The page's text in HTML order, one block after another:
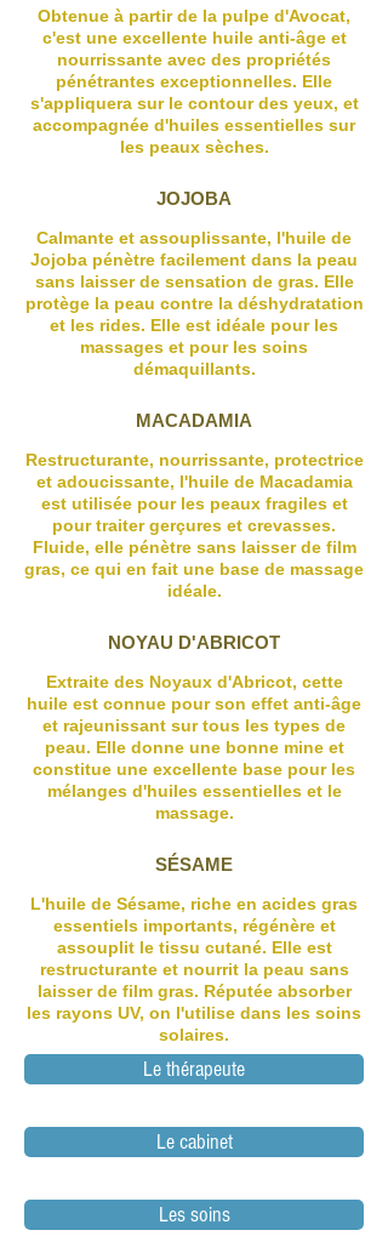
Obtenue à partir de la pulpe d'Avocat,
c'est une excellente huile anti-âge et
nourrissante avec des propriétés
pénétrantes exceptionnelles. Elle
s'appliquera sur le contour des yeux, et
accompagnée d'huiles essentielles sur
les peaux sèches.
JOJOBA
Calmante et assouplissante, l'huile de
Jojoba pénètre facilement dans la peau
sans laisser de sensation de gras. Elle
protège la peau contre la déshydratation
et les rides. Elle est idéale pour les
massages et pour les soins
démaquillants.
MACADAMIA
Restructurante, nourrissante, protectrice
et adoucissante, l'huile de Macadamia
est utilisée pour les peaux fragiles et
pour traiter gerçures et crevasses.
Fluide, elle pénètre sans laisser de film
gras, ce qui en fait une base de massage
idéale.
NOYAU D'ABRICOT
Extraite des Noyaux d'Abricot, cette
huile est connue pour son effet anti-âge
et rajeunissant sur tous les types de
peau. Elle donne une bonne mine et
constitue une excellente base pour les
mélanges d'huiles essentielles et le
massage.
SÉSAME
L'huile de Sésame, riche en acides gras
essentiels importants, régénère et
assouplit le tissu cutané. Elle est
restructurante et nourrit la peau sans
laisser de film gras. Réputée absorber
les rayons UV, on l'utilise dans les soins
solaires.
Le thérapeute
Le cabinet
Les soins